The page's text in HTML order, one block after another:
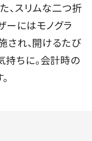
、スリムな二つ折
ーにはモノグラ
され、開けるたび
ちに。会計時の